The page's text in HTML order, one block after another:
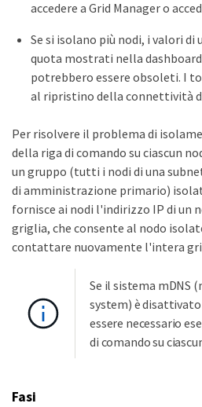
accedere a Grid Manager o
Se si isolano più nodi, i valori
quota mostrati nella
potrebbero essere obsoleti. I
al ripristino della connettività
Per risolvere il problema di
della riga di comando su ciascun
un gruppo (tutti i nodi di una
di amministrazione primario)
fornisce ai nodi l'indirizzo IP di un
griglia, che consente al nodo
contattare nuovamente l'intera
Se il sistema mDNS
system) è
essere necessario
di comando su
Fasi